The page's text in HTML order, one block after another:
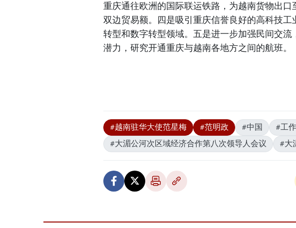
重庆通往欧洲的国际联运铁路，为越南货物出
双边贸易额。四是吸引重庆信誉良好的高科技
转型和数字转型领域。五是进一步加强民间交
潜力，研究开通重庆与越南各地方之间的航班。
#越南驻华大使范星梅 #范明政 #中国
#工
#大湄公河次区域经济合作第八次领导人会议
#大